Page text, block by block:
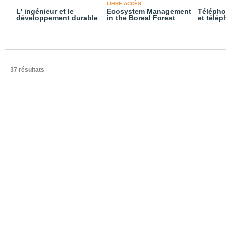
L' ingénieur et le
développement durable
LIBRE ACCÈS
Ecosystem Management
in the Boreal Forest
et
37 résultats